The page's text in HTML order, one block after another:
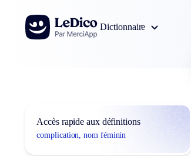
Aller au contenu
Dictionnaire
Accès rapide aux définitions
complication, nom féminin